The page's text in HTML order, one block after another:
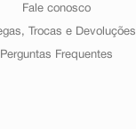
Fale conosco
Trocas e Devoluções
Perguntas Frequentes